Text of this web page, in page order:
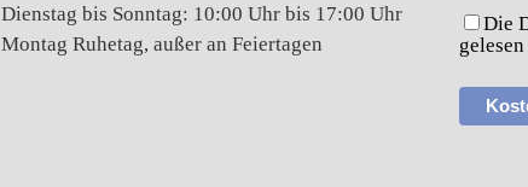
Dienstag bis Sonntag: 10:00 Uhr bis 17:00 Uhr
Montag Ruhetag, außer an Feiertagen
Die